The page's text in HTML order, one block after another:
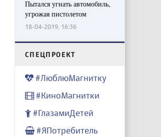
Пытался угнать автомобиль,
угрожая пистолетом
18-04-2019, 16:36
CПЕЦПРОЕКТ
#ЛюблюМагнитку
#КиноМагнитки
#ГлазамиДетей
#ЯПотребитель